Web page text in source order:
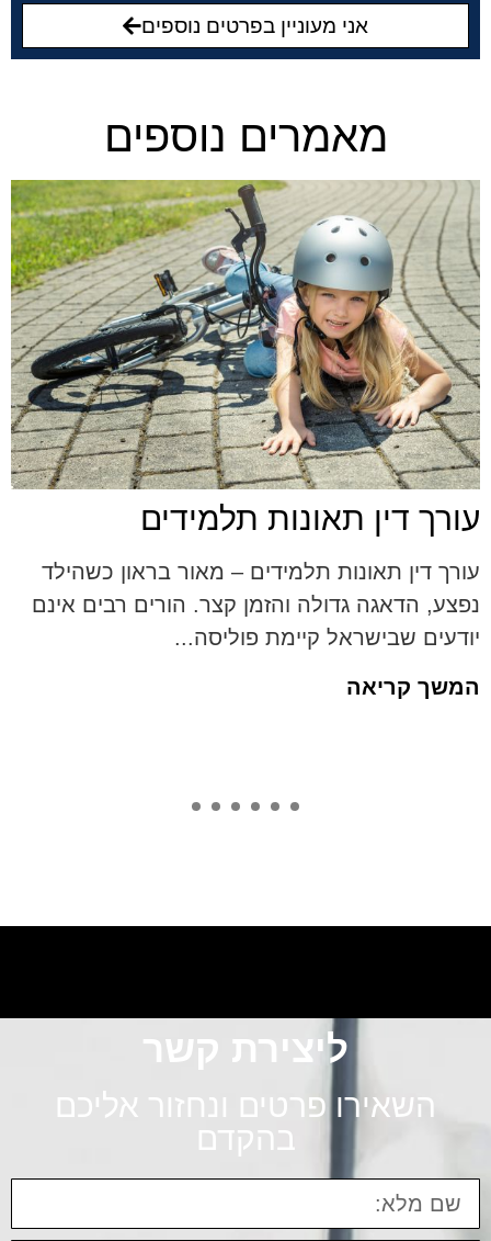
אני מעוניין בפרטים נוספים
מאמרים נוספים
עורך דין תאונות תלמידים
עורך דין תאונות תלמידים – מאור בראון כשהילד
נפצע, הדאגה גדולה והזמן קצר. הורים רבים אינם
יודעים שבישראל קיימת פוליסה...
המשך קריאה
ליצירת קשר
השאירו פרטים ונחזור אליכם
בהקדם